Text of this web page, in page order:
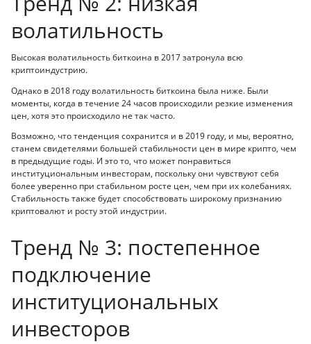
волатильность
Высокая волатильность биткоина в 2017 затронула всю
криптоиндустрию.
Однако в 2018 году волатильность биткоина была ниже. Были
моменты, когда в течение 24 часов происходили резкие изменения
цен, хотя это происходило не так часто.
Возможно, что тенденция сохранится и в 2019 году, и мы, вероятно,
станем свидетелями большей стабильности цен в мире крипто, чем
в предыдущие годы. И это то, что может понравиться
институциональным инвесторам, поскольку они чувствуют себя
более уверенно при стабильном росте цен, чем при их колебаниях.
Стабильность также будет способствовать широкому признанию
криптовалют и росту этой индустрии.
Тренд № 3: постепенное
подключение
институциональных
инвесторов